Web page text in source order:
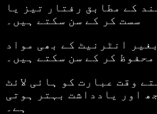
کے مطابق رفتار تیز یا
سست کر کے سن سکتے ہیں۔
انٹرنیٹ کے بھی مواد
محفوظ کر کے سن سکتے ہیں۔
وقت عبارت کو ہائی لائٹ
اور یادداشت بہتر ہوتی
ہے۔